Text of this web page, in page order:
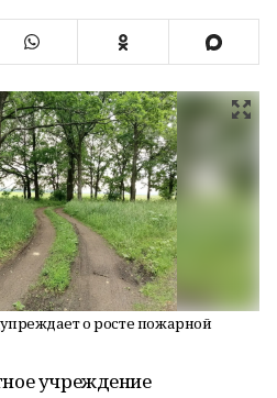
о росте пожарной
учреждение